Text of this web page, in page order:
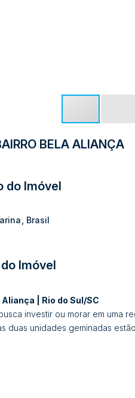
BELA ALIANÇA
do Imóvel
Brasil
Imóvel
| Rio do Sul/SC
investir ou morar em uma
duas unidades geminadas